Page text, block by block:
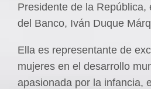
Presidente de la
del Banco, Iván Duque
Ella es representante de
mujeres en el desarrollo
apasionada por la infancia,